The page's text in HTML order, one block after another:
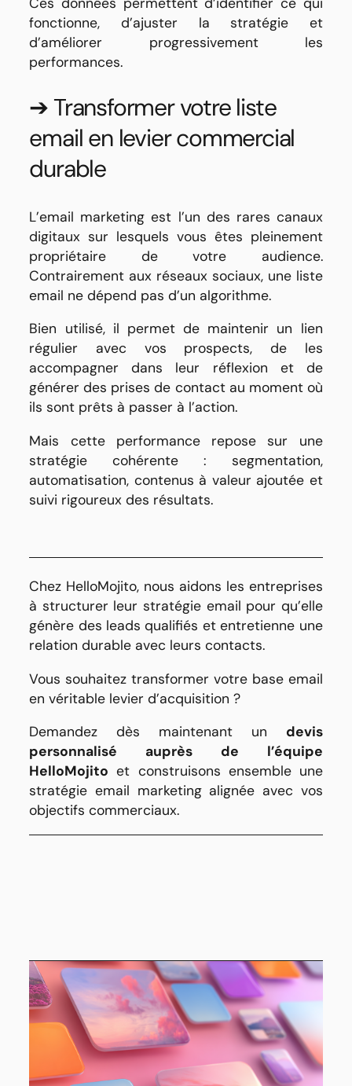
fonctionne, d’ajuster la stratégie et
d’améliorer progressivement les
performances.
➔ Transformer votre liste
email en levier commercial
durable
L’email marketing est l’un des rares canaux
digitaux sur lesquels vous êtes pleinement
propriétaire de votre audience.
Contrairement aux réseaux sociaux, une liste
email ne dépend pas d’un algorithme.
Bien utilisé, il permet de maintenir un lien
régulier avec vos prospects, de les
accompagner dans leur réflexion et de
générer des prises de contact au moment où
ils sont prêts à passer à l’action.
Mais cette performance repose sur une
stratégie cohérente : segmentation,
automatisation, contenus à valeur ajoutée et
suivi rigoureux des résultats.
Chez HelloMojito, nous aidons les entreprises
à structurer leur stratégie email pour qu’elle
génère des leads qualifiés et entretienne une
relation durable avec leurs contacts.
Vous souhaitez transformer votre base email
en véritable levier d’acquisition ?
Demandez dès maintenant un devis
personnalisé auprès de l’équipe
HelloMojito et construisons ensemble une
stratégie email marketing alignée avec vos
objectifs commerciaux.